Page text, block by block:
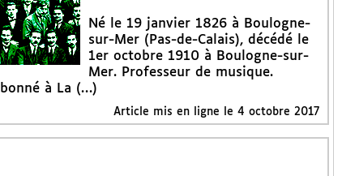
Né le 19 janvier 1826 à Boulogne-
sur-Mer (Pas-de-Calais), décédé le
1er octobre 1910 à Boulogne-sur-
Mer. Professeur de musique.
à La (…)
Article mis en ligne le4 octobre 2017